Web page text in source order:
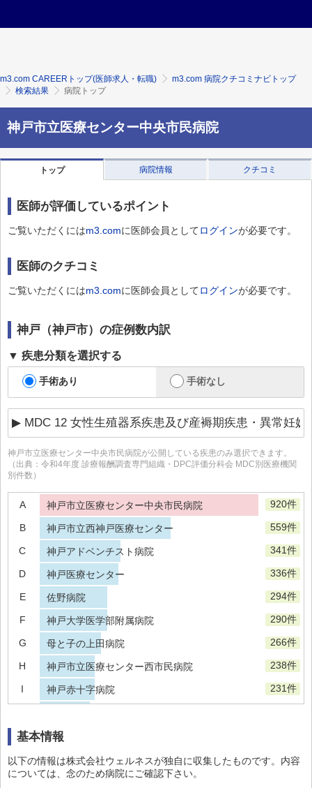
m3.com CAREERトップ(医師求人・転職)
m3.com 病院クチコミナビトップ
検索結果
病院トップ
神戸市立医療センター中央市民病院
トップ 病院情報 クチコミ
医師が評価しているポイント
ご覧いただくにはm3.comに医師会員としてログインが必要です。
医師のクチコミ
ご覧いただくにはm3.comに医師会員としてログインが必要です。
神戸（神戸市） の症例数内訳
疾患分類を選択する
手術あり 手術なし
神戸市立医療センター中央市民病院が公開している疾患のみ選択できます。
（出典：令和4年度 診療報酬調査専門組織・DPC評価分科会 MDC別医療機関
別件数）
A 神戸市立医療センター中央市民病院 920件
B 神戸市立西神戸医療センター 559件
C 神戸アドベンチスト病院 341件
D 神戸医療センター 336件
E 佐野病院 294件
F 神戸大学医学部附属病院 290件
G 母と子の上田病院 266件
H 神戸市立医療センター西市民病院 238件
I 神戸赤十字病院 231件
K 新須磨病院
L なでしこレディースホスピタル 112件
M 兵庫県立こども病院
基本情報
以下の情報は株式会社ウェルネスが独自に収集したものです。内容
については、念のため病院にご確認下さい。